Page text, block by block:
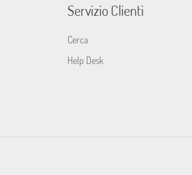
Servizio Clienti
Cerca
Help Desk